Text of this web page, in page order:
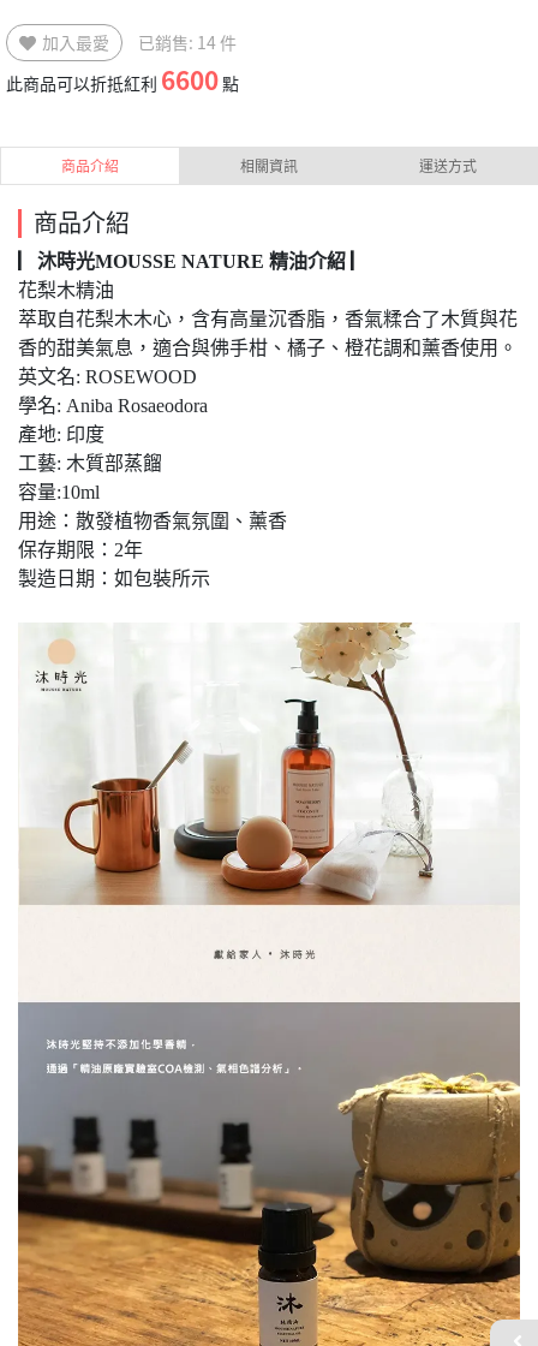
加入最愛
已銷售: 14 件
此商品可以折抵紅利 6600點
商品介紹 相關資訊 運送方式
商品介紹
▏沐時光MOUSSE NATURE 精油介紹 ▏
花梨木精油
萃取自花梨木木心，含有高量沉香脂，香氣糅合了木質與花
香的甜美氣息，適合與佛手柑、橘子、橙花調和薰香使用。
英文名: ROSEWOOD
學名: Aniba Rosaeodora
產地: 印度
工藝: 木質部蒸餾
容量:10ml
用途：散發植物香氣氛圍、薰香
保存期限：2年
製造日期：如包裝所示